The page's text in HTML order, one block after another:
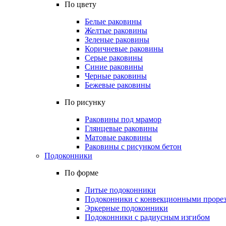
По цвету
Белые раковины
Желтые раковины
Зеленые раковины
Коричневые раковины
Серые раковины
Синие раковины
Черные раковины
Бежевые раковины
По рисунку
Раковины под мрамор
Глянцевые раковины
Матовые раковины
Раковины с рисунком бетон
Подоконники
По форме
Литые подоконники
Подоконники с конвекционными
Эркерные подоконники
Подоконники с радиусным изгибом